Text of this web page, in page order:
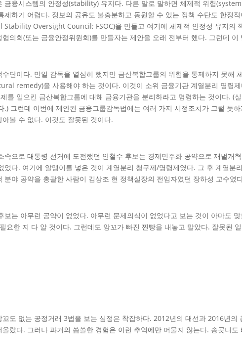
금융시스템의 안정성(stability) 유지다. 다른 말로 말하면 체제적 위험
제하기 어렵다. 정보의 공유도 불충분하고 동원할 수 있는 정책 수단도 한정
Stability Oversight Council; FSOC)을 만들고 여기에 체제적 안정성 유지의
의회(또는 금융안정위원회)를 만들자는 제안을 오래 전부터 했다. 그런데
수단이다. 만일 감독을 열심히 했지만 금산복합그룹의 위험을 통제하지 못해
remedy)을 사용해야 하는 것이다. 이것이 소위 금융기관 계열분리 명령
를 일으킨 금산복합그룹에 대해 금융기관을 분리하라고 명령하는 것이다. (
.) 그런데 이번에 제안된 금융그룹감독법에는 여러 가지 시정조치가 그럴 듯
볼 수 없다. 이것도 잘못된 것이다.
속으로 대통령 선거에 도전했던 안철수 후보는 경제민주화 공약으로 재벌개
었다. 여기에 알맹이를 넣은 것이 계열분리 청구제/명령제였다. 그 후 계열
분야 공약을 총괄한 사람이 김상조 현 정책실장의 전임자였던 장하성 교수였
보는 아무런 공약이 없었다. 아무런 문제의식이 없었다고 보는 것이 아마도
요한 지 다 알 것이다. 그런데도 앙꼬가 빠진 찐빵을 내놓고 말았다. 잘못된
꼬도 없는 공정거래 3법을 보는 심정은 착잡하다. 2012년의 대선과 2016년
랐다. 그러나 과거의 씁쓸한 경험은 이런 추억에만 머물지 않는다. 송곳니